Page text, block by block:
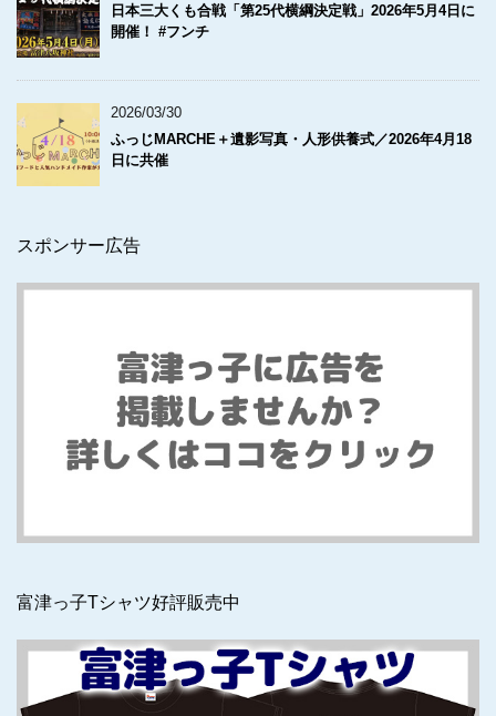
日本三大くも合戦「第25代横綱決定戦」2026年5月4日に
開催！ #フンチ
2026/03/30
ふっじMARCHE＋遺影写真・人形供養式／2026年4月18
日に共催
スポンサー広告
富津っ子Tシャツ好評販売中